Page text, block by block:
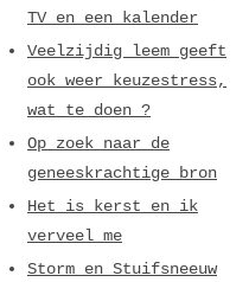
TV en een kalender
Veelzijdig leem geeft
ook weer keuzestress,
wat te doen ?
Op zoek naar de
geneeskrachtige bron
Het is kerst en ik
verveel me
Storm en Stuifsneeuw